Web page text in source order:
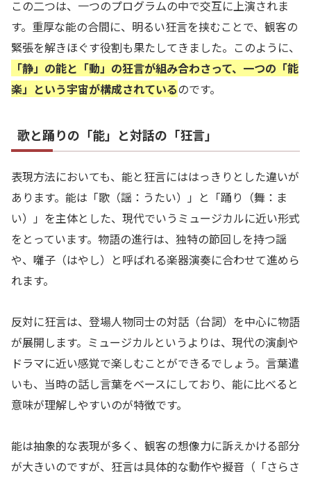
この二つは、一つのプログラムの中で交互に上演されま
す。重厚な能の合間に、明るい狂言を挟むことで、観客の
緊張を解きほぐす役割も果たしてきました。このように、
「静」の能と「動」の狂言が組み合わさって、一つの「能
楽」という宇宙が構成されているのです。
歌と踊りの「能」と対話の「狂言」
表現方法においても、能と狂言にははっきりとした違いが
あります。能は「歌（謡：うたい）」と「踊り（舞：ま
い）」を主体とした、現代でいうミュージカルに近い形式
をとっています。物語の進行は、独特の節回しを持つ謡
や、囃子（はやし）と呼ばれる楽器演奏に合わせて進めら
れます。
反対に狂言は、登場人物同士の対話（台詞）を中心に物語
が展開します。ミュージカルというよりは、現代の演劇や
ドラマに近い感覚で楽しむことができるでしょう。言葉遣
いも、当時の話し言葉をベースにしており、能に比べると
意味が理解しやすいのが特徴です。
能は抽象的な表現が多く、観客の想像力に訴えかける部分
が大きいのですが、狂言は具体的な動作や擬音（「さらさ